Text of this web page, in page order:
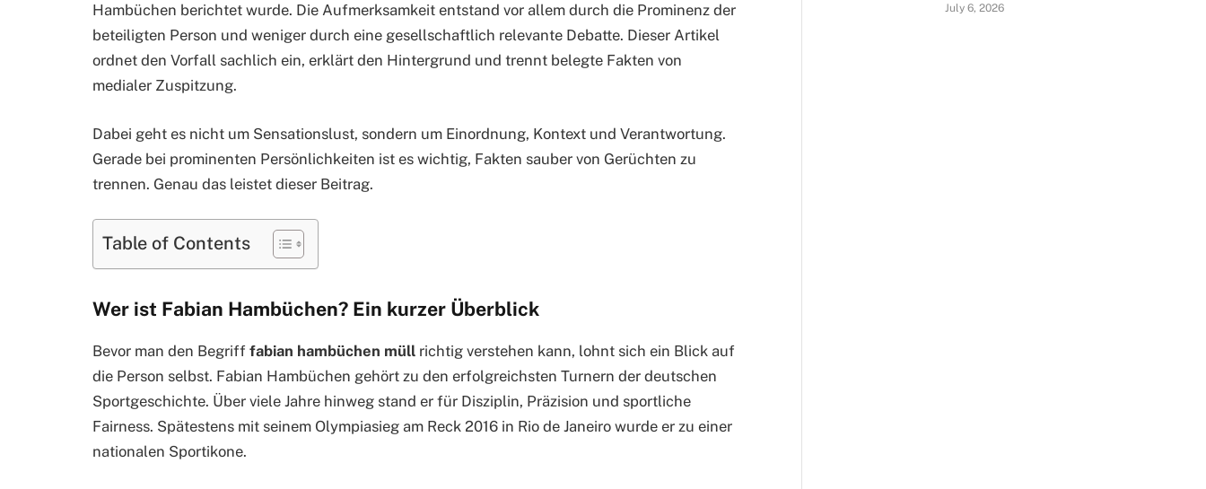
Hambüchen berichtet wurde. Die Aufmerksamkeit entstand vor allem durch die Prominenz der
beteiligten Person und weniger durch eine gesellschaftlich relevante Debatte. Dieser Artikel
ordnet den Vorfall sachlich ein, erklärt den Hintergrund und trennt belegte Fakten von
medialer Zuspitzung.
Dabei geht es nicht um Sensationslust, sondern um Einordnung, Kontext und Verantwortung.
Gerade bei prominenten Persönlichkeiten ist es wichtig, Fakten sauber von Gerüchten zu
trennen. Genau das leistet dieser Beitrag.
Table of Contents
Wer ist Fabian Hambüchen? Ein kurzer Überblick
Bevor man den Begriff fabian hambüchen müll richtig verstehen kann, lohnt sich ein Blick auf
die Person selbst. Fabian Hambüchen gehört zu den erfolgreichsten Turnern der deutschen
Sportgeschichte. Über viele Jahre hinweg stand er für Disziplin, Präzision und sportliche
Fairness. Spätestens mit seinem Olympiasieg am Reck 2016 in Rio de Janeiro wurde er zu einer
nationalen Sportikone.
July 6, 2026